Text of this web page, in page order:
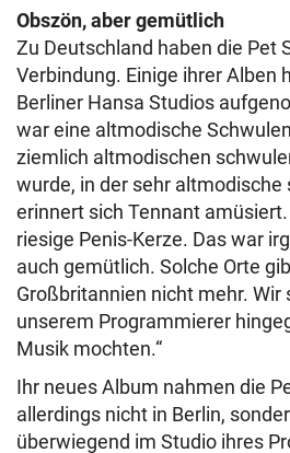
Obszön, aber gemütlich
Zu Deutschland haben die Pet
Verbindung. Einige ihrer Alben
Berliner Hansa Studios
war eine altmodische
ziemlich altmodischen
wurde, in der sehr altmodische
erinnert sich Tennant
riesige Penis-Kerze. Das war
auch gemütlich. Solche Orte
Großbritannien nicht mehr.
unserem Programmierer
Musik mochten.“
Ihr neues Album nahmen die
allerdings nicht in Berlin,
überwiegend im Studio ihres